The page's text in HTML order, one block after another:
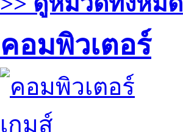
คอมพิวเตอร์
เกมส์